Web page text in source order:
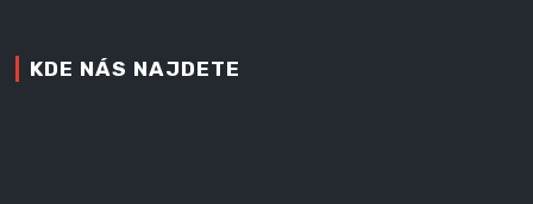
KDE NÁS NAJDETE